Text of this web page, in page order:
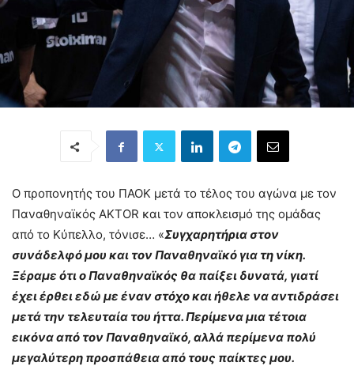
Ο προπονητής του ΠΑΟΚ μετά το τέλος του αγώνα με τον
Παναθηναϊκός AKTOR και τον αποκλεισμό της ομάδας
από το Κύπελλο, τόνισε… «Συγχαρητήρια στον
συνάδελφό μου και τον Παναθηναϊκό για τη νίκη.
Ξέραμε ότι ο Παναθηναϊκός θα παίξει δυνατά, γιατί
έχει έρθει εδώ με έναν στόχο και ήθελε να αντιδράσει
μετά την τελευταία του ήττα. Περίμενα μια τέτοια
εικόνα από τον Παναθηναϊκό, αλλά περίμενα πολύ
μεγαλύτερη προσπάθεια από τους παίκτες μου.